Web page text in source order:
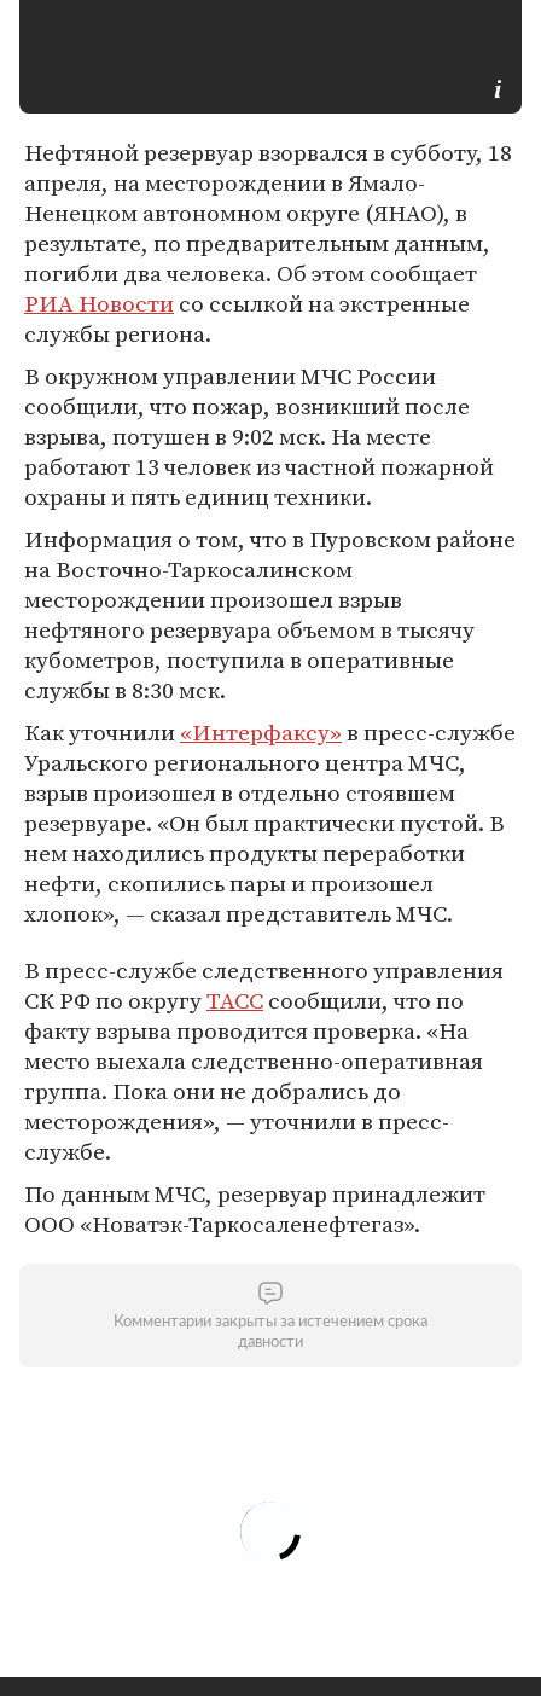
Нефтяной резервуар взорвался в субботу, 18
апреля, на месторождении в Ямало-
Ненецком автономном округе (ЯНАО), в
результате, по предварительным данным,
погибли два человека. Об этом сообщает
РИА Новостисо ссылкой на экстренные
службы региона.
В окружном управлении МЧС России
сообщили, что пожар, возникший после
взрыва, потушен в 9:02 мск. На месте
работают 13 человек из частной пожарной
охраны и пять единиц техники.
Информация о том, что в Пуровском районе
на Восточно-Таркосалинском
месторождении произошел взрыв
нефтяного резервуара объемом в тысячу
кубометров, поступила в оперативные
службы в 8:30 мск.
Как уточнили«Интерфаксу»в пресс-службе
Уральского регионального центра МЧС,
взрыв произошел в отдельно стоявшем
резервуаре. «Он был практически пустой. В
нем находились продукты переработки
нефти, скопились пары и произошел
хлопок», — сказал представитель МЧС.
В пресс-службе следственного управления
СК РФ по округуТАССсообщили, что по
факту взрыва проводится проверка. «На
место выехала следственно-оперативная
группа. Пока они не добрались до
месторождения», — уточнили в пресс-
службе.
По данным МЧС, резервуар принадлежит
ООО «Новатэк-Таркосаленефтегаз».
Комментарии закрыты за истечением срока
давности